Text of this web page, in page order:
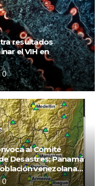
resultados
el VIH en
0
al Comité
Desastres; Panamá
venezolana
0